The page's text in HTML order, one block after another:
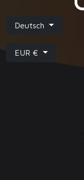
Deutsch
EUR €